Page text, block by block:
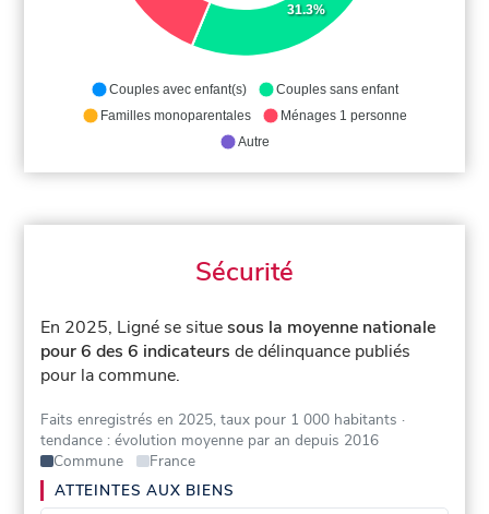
31.3%
Couples avec enfant(s)
Couples sans enfant
Familles monoparentales
Ménages 1 personne
Autre
Sécurité
En 2025, Ligné se situesous la moyenne nationale
pour 6 des 6 indicateurs de délinquance publiés
pour la commune.
Faits enregistrés en 2025, taux pour 1 000 habitants ·
tendance : évolution moyenne par an depuis 2016
Commune
France
ATTEINTES AUX BIENS